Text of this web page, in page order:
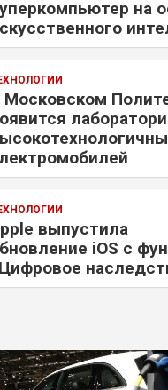
на
Московском
выпустила
iOS с